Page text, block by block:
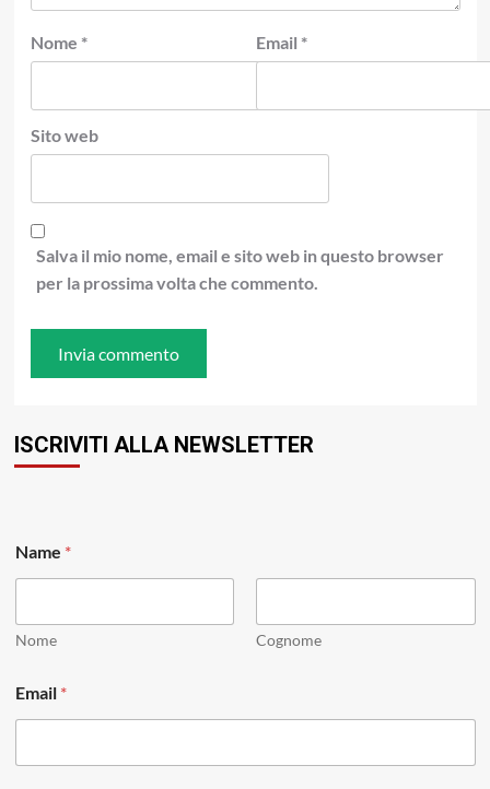
Nome * Email *
Sito web
Salva il mio nome, email e sito web in questo browser
per la prossima volta che commento.
ISCRIVITI ALLA NEWSLETTER
Name *
Nome Cognome
E
m
i
Email *